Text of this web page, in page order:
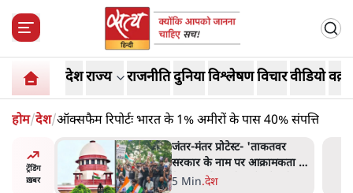
देशराज्य राजनीतिदुनियाविश्लेषणविचारवीडियो
होम/देश/ऑक्सफैम रिपोर्टः भारत के 1% अमीरों के पास 40% संपत्ति
ट्रेंडिंग
ख़बर
न
सुने':
जंतर मंतर प्रोटेस्ट: 'युवाओं को
प्रताड़ित किया जा रहा है, पर मोदी-
शाह में बोलने की हिम्मत नहीं'-
7 Min.देश